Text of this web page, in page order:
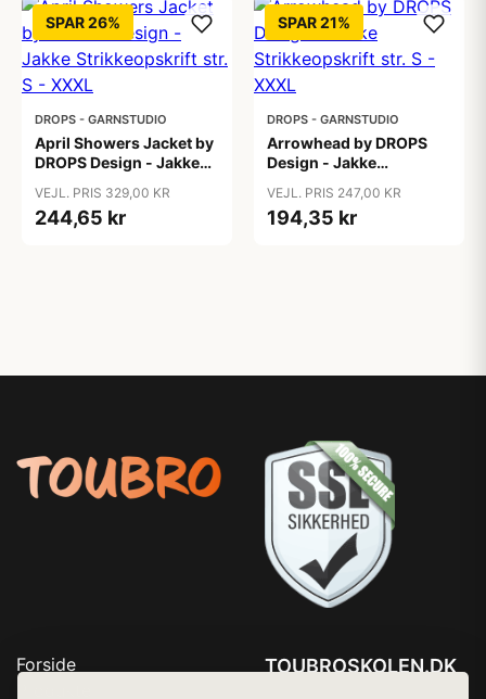
SPAR 26%
DROPS - GARNSTUDIO
April Showers Jacket by
DROPS Design - Jakke
XXXL
VEJL. PRIS 329,00 KR
244,65 kr
SPAR 21%
DROPS - GARNSTUDIO
Arrowhead by DROPS
Design - Jakke
XXXL
VEJL. PRIS 247,00 KR
194,35 kr
Forside
TOUBROSKOLEN.DK